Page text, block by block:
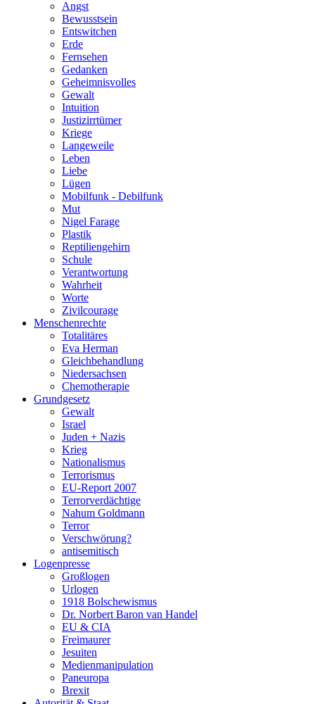
Angst
Bewusstsein
Entswitchen
Erde
Fernsehen
Gedanken
Geheimnisvolles
Gewalt
Intuition
Justizirrtümer
Kriege
Langeweile
Leben
Liebe
Lügen
Mobilfunk - Debilfunk
Mut
Nigel Farage
Plastik
Reptiliengehirn
Schule
Verantwortung
Wahrheit
Worte
Zivilcourage
Menschenrechte
Totalitäres
Eva Herman
Gleichbehandlung
Niedersachsen
Chemotherapie
Grundgesetz
Gewalt
Israel
Juden + Nazis
Krieg
Nationalismus
Terrorismus
EU-Report 2007
Terrorverdächtige
Nahum Goldmann
Terror
Verschwörung?
antisemitisch
Logenpresse
Großlogen
Urlogen
1918 Bolschewismus
Dr. Norbert Baron van Handel
EU & CIA
Freimaurer
Jesuiten
Medienmanipulation
Paneuropa
Brexit